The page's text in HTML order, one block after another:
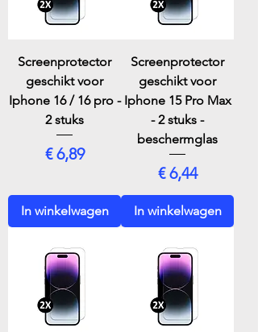
Screenprotector
geschikt voor
Iphone 16 / 16 pro -
2 stuks
Prijs
€ 6,89
In winkelwagen
Screenprotector
geschikt voor
Iphone 15 Pro Max
- 2 stuks -
beschermglas
Prijs
€ 6,44
In winkelwagen